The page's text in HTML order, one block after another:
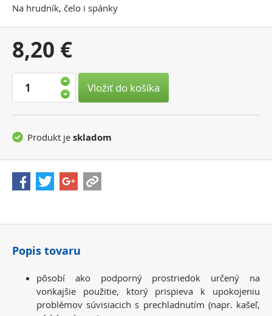
Na hrudník, čelo i spánky
Vaša
cena:
8,20 €
Vložiť do košíka
Produkt je skladom
Popis tovaru
pôsobí ako podporný prostriedok určený na
vonkajšie použitie, ktorý prispieva k upokojeniu
problémov súvisiacich s prechladnutím (napr. kašeľ,